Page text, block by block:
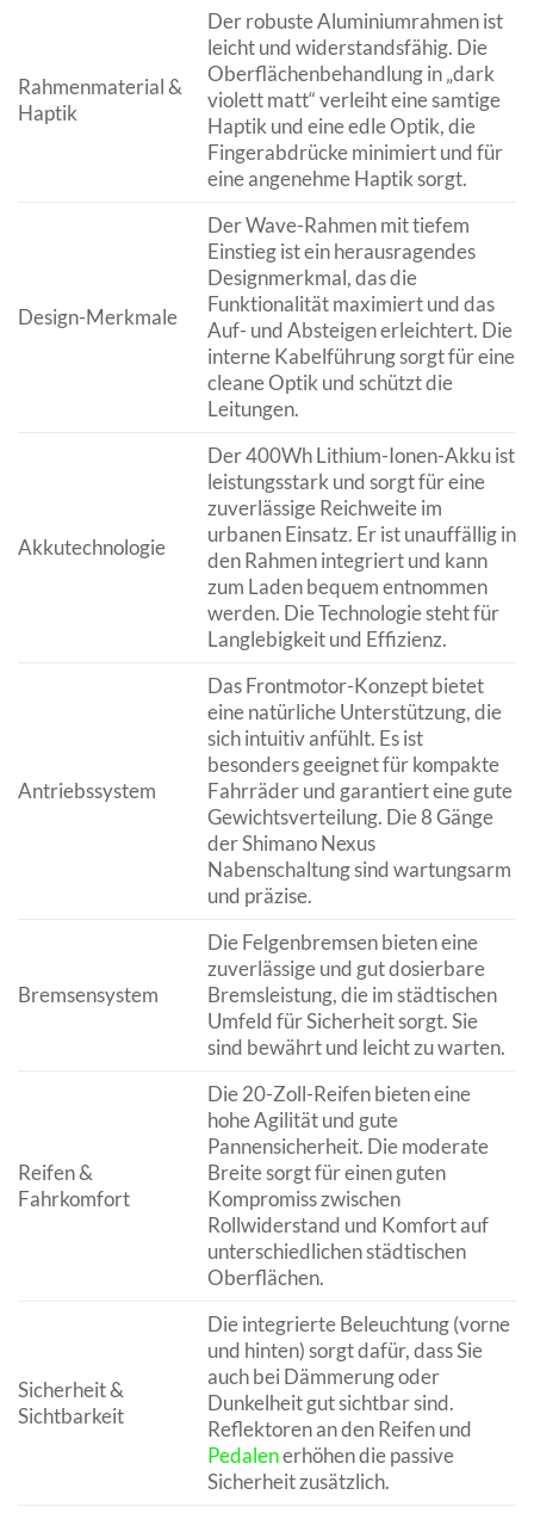
Rahmenmaterial &
Haptik
Der robuste Aluminiumrahmen ist
leicht und widerstandsfähig. Die
Oberflächenbehandlung in „dark
violett matt“ verleiht eine samtige
Haptik und eine edle Optik, die
Fingerabdrücke minimiert und für
eine angenehme Haptik sorgt.
Design-Merkmale
Der Wave-Rahmen mit tiefem
Einstieg ist ein herausragendes
Designmerkmal, das die
Funktionalität maximiert und das
Auf- und Absteigen erleichtert. Die
interne Kabelführung sorgt für eine
cleane Optik und schützt die
Leitungen.
Akkutechnologie
Der 400Wh Lithium-Ionen-Akku ist
leistungsstark und sorgt für eine
zuverlässige Reichweite im
urbanen Einsatz. Er ist unauffällig in
den Rahmen integriert und kann
zum Laden bequem entnommen
werden. Die Technologie steht für
Langlebigkeit und Effizienz.
Antriebssystem
Das Frontmotor-Konzept bietet
eine natürliche Unterstützung, die
sich intuitiv anfühlt. Es ist
besonders geeignet für kompakte
Fahrräder und garantiert eine gute
Gewichtsverteilung. Die 8 Gänge
der Shimano Nexus
Nabenschaltung sind wartungsarm
und präzise.
Bremsensystem
Die Felgenbremsen bieten eine
zuverlässige und gut dosierbare
Bremsleistung, die im städtischen
Umfeld für Sicherheit sorgt. Sie
sind bewährt und leicht zu warten.
Reifen &
Fahrkomfort
Die 20-Zoll-Reifen bieten eine
hohe Agilität und gute
Pannensicherheit. Die moderate
Breite sorgt für einen guten
Kompromiss zwischen
Rollwiderstand und Komfort auf
unterschiedlichen städtischen
Oberflächen.
Sicherheit &
Sichtbarkeit
Die integrierte Beleuchtung (vorne
und hinten) sorgt dafür, dass Sie
auch bei Dämmerung oder
Dunkelheit gut sichtbar sind.
Reflektoren an den Reifen und
Pedalenerhöhen die passive
Sicherheit zusätzlich.